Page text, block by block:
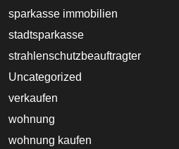
sparkasse immobilien
stadtsparkasse
strahlenschutzbeauftragter
Uncategorized
verkaufen
wohnung
wohnung kaufen